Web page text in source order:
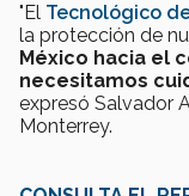
"El Tecnológico
la protección de
México hacia el
necesitamos
expresó Salvador
Monterrey.